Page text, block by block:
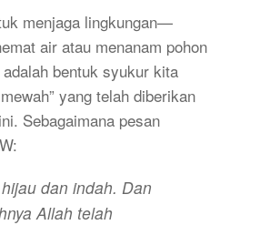
menjaga lingkungan—
air atau menanam pohon
bentuk syukur kita
yang telah diberikan
Sebagaimana pesan
dan indah. Dan
Allah telah